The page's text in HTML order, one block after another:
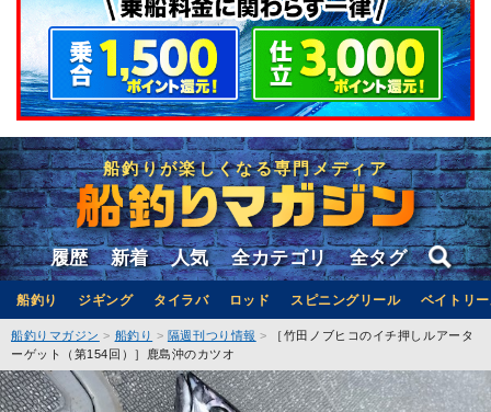
船釣りが楽しくなる専門メディア
履歴 新着 人気 全カテゴリ 全タグ
船釣り ジギング タイラバ ロッド スピニングリール ベイトリ
船釣りマガジン 船釣り 隔週刊つり情報
［竹田ノブヒコのイチ押しルアータ
ーゲット（第154回）］鹿島沖のカツオ